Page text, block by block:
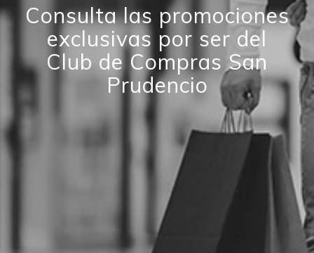
Consulta las promociones
exclusivas por ser del
Club de Compras San
Prudencio